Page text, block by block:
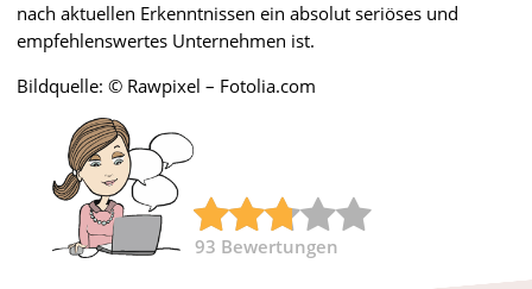
nach aktuellen Erkenntnissen ein absolut seriöses und
empfehlenswertes Unternehmen ist.
Bildquelle: © Rawpixel – Fotolia.com
93 Bewertungen